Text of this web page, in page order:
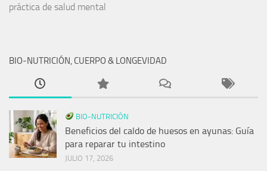
práctica de salud mental
BIO-NUTRICIÓN, CUERPO & LONGEVIDAD
BIO-NUTRICIÓN
Beneficios del caldo de huesos en ayunas: Guía
para reparar tu intestino
JULIO 17, 2026